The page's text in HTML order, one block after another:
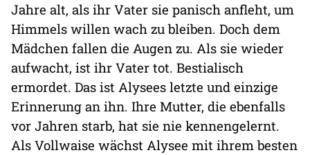
Jahre alt, als ihr Vater sie panisch anfleht, um
Himmels willen wach zu bleiben. Doch dem
Mädchen fallen die Augen zu. Als sie wieder
aufwacht, ist ihr Vater tot. Bestialisch
ermordet. Das ist Alysees letzte und einzige
Erinnerung an ihn. Ihre Mutter, die ebenfalls
vor Jahren starb, hat sie nie kennengelernt.
Als Vollwaise wächst Alysee mit ihrem besten